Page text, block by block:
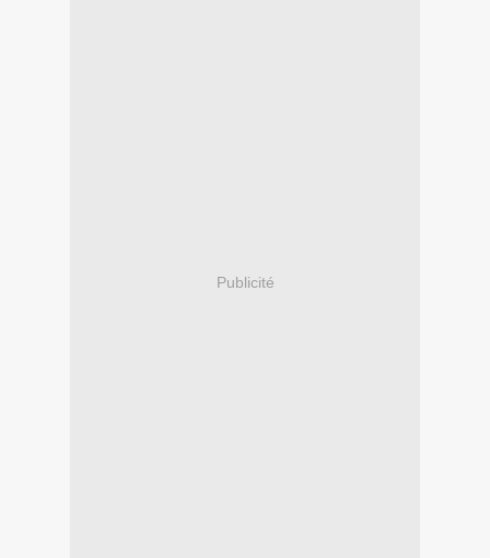
Publicité